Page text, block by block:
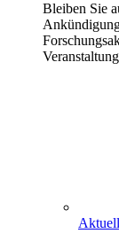
Bleiben Sie